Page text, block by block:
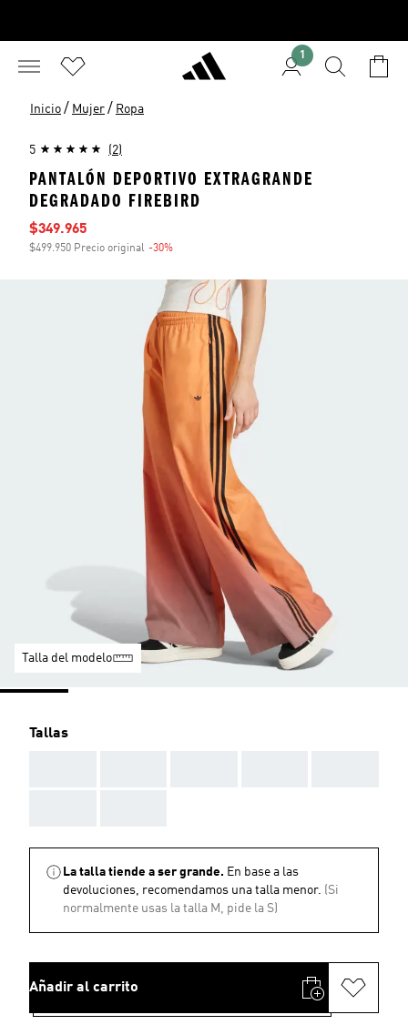
1
Inicio / Mujer / Ropa
5 (2)
PANTALÓN DEPORTIVO EXTRAGRANDE
DEGRADADO FIREBIRD
Precio de venta
$349.965
$499.950 Precio original -30%
Talla del modelo
Tallas
La talla tiende a ser grande. En base a las
devoluciones, recomendamos una talla menor. (Si
normalmente usas la talla M, pide la S)
Añadir al carrito